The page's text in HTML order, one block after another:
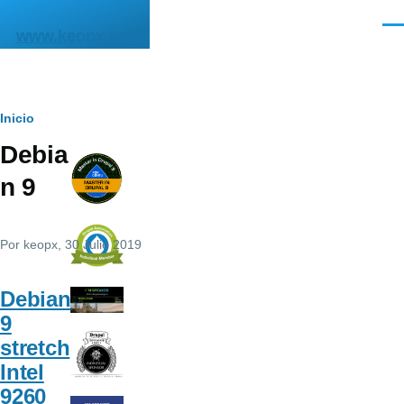
www.keopx.net
Ruta
de
navegación
Inicio
Debia
n 9
Por keopx , 30 Julio 2019
Debian
9
stretch
Intel
9260